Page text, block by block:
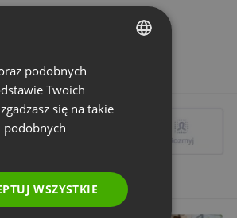
ENGLISH
FRENCH
RUSSIAN
SPANISH
podobnych
Twoich
się na takie
podobnych
WSZYSTKIE